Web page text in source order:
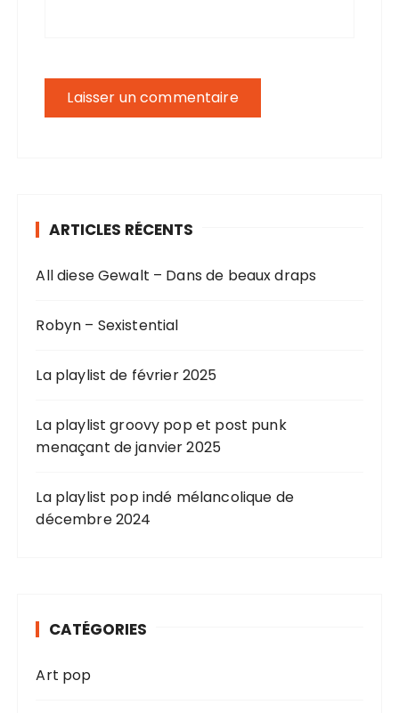
ARTICLES RÉCENTS
All diese Gewalt – Dans de beaux draps
Robyn – Sexistential
La playlist de février 2025
La playlist groovy pop et post punk
menaçant de janvier 2025
La playlist pop indé mélancolique de
décembre 2024
CATÉGORIES
Art pop